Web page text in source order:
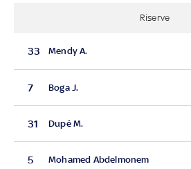
Riserve
33 Mendy A.
7 Boga J.
31 Dupé M.
5 Mohamed Abdelmonem